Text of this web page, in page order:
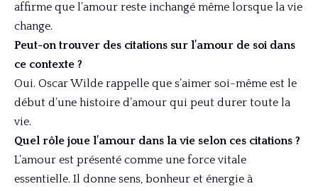
affirme que l’amour reste inchangé même lorsque la vie
change.
Peut-on trouver des citations sur l’amour de soi dans
ce contexte ?
Oui. Oscar Wilde rappelle que s’aimer soi-même est le
début d’une histoire d’amour qui peut durer toute la
vie.
Quel rôle joue l’amour dans la vie selon ces citations ?
L’amour est présenté comme une force vitale
essentielle. Il donne sens, bonheur et énergie à